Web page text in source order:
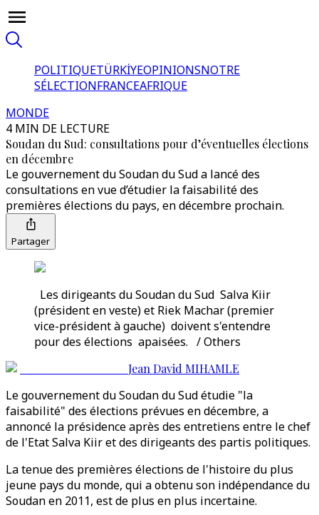
POLITIQUETÜRKİYEOPINIONSNOTRE
SÉLECTIONFRANCEAFRIQUE
MONDE
4 MIN DE LECTURE
Soudan du Sud: consultations pour d’éventuelles élections
en décembre
Le gouvernement du Soudan du Sud a lancé des
consultations en vue d’étudier la faisabilité des
premières élections du pays, en décembre prochain.
Partager
Les dirigeants du Soudan du Sud Salva Kiir
(président en veste) et Riek Machar (premier
vice-président à gauche) doivent s'entendre
pour des élections apaisées. / Others
Jean David MIHAMLE
Le gouvernement du Soudan du Sud étudie "la
faisabilité" des élections prévues en décembre, a
annoncé la présidence après des entretiens entre le chef
de l'Etat Salva Kiir et des dirigeants des partis politiques.
La tenue des premières élections de l'histoire du plus
jeune pays du monde, qui a obtenu son indépendance du
Soudan en 2011, est de plus en plus incertaine.